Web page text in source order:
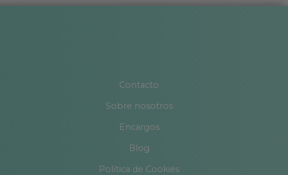
Contacto
Sobre nosotros
Encargos
Blog
Política de Cookies